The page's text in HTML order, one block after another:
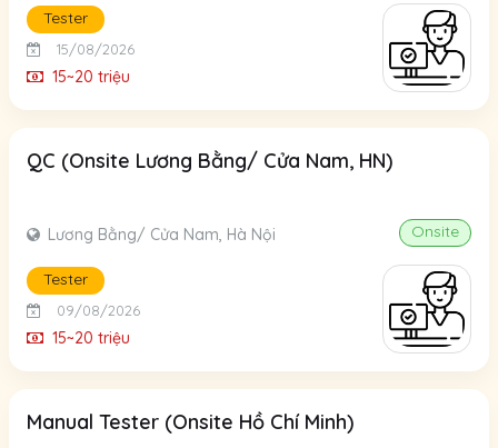
Tester
15/08/2026
15~20 triệu
QC (Onsite Lương Bằng/ Cửa Nam, HN)
Lương Bằng/ Cửa Nam, Hà Nội Onsite
Tester
09/08/2026
15~20 triệu
Manual Tester (Onsite Hồ Chí Minh)